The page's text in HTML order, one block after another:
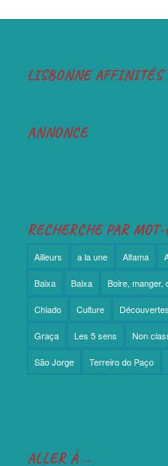
LISBONNE AFFINITÉS
ANNONCE
RECHERCHE PAR
Ailleurs a la une Alfama
Baixa Baixa Boire, manger,
Chiado Culture Découvertes
Graça Les 5 sens Non
São Jorge Terreiro do Paço
ALLER À …